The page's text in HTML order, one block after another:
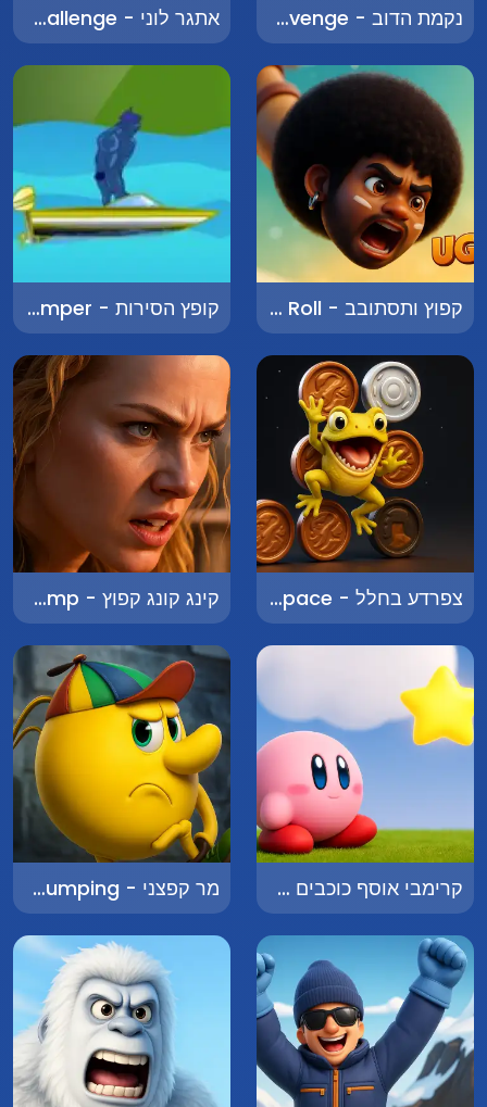
נקמת הדוב - Bear's Revenge אתגר לוני - Looney Challenge
קפוץ ותסתובב - Jump and Roll קופץ הסירות - Boat Jumper
צפרדע בחלל - Frog in Space קינג קונג קפוץ - King Kong Jump
קרימבי אוסף כוכבים - Krimby Collects Stars מר קפצני - Mr. Jumping